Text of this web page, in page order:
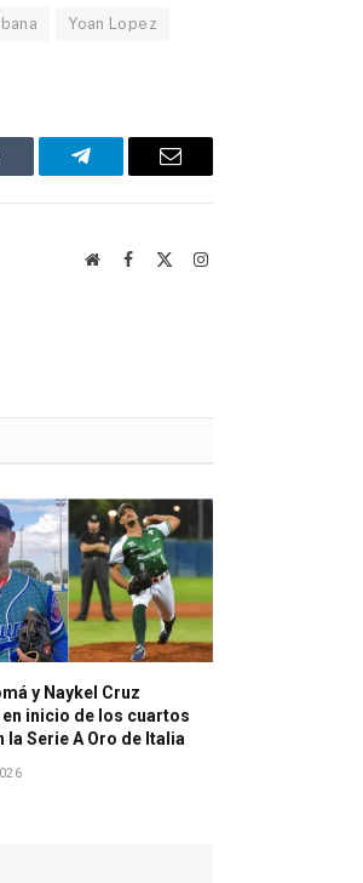
Yoan Lopez
Telegram Email
WebsiteFacebook Instagram
y Naykel Cruz
inicio de los cuartos
la Serie A Oro de Italia